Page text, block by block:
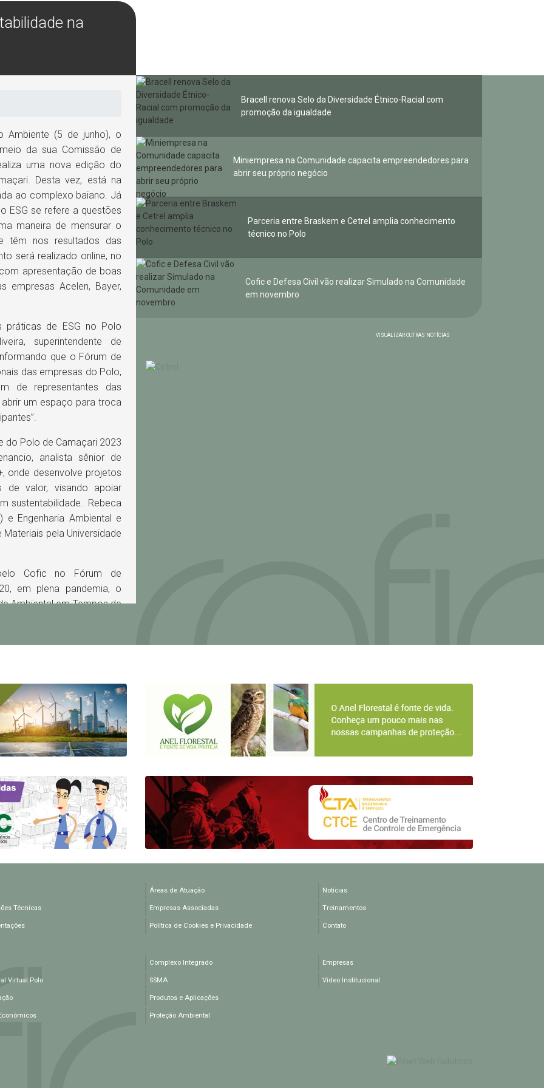
na
Ambiente (5 de junho), o
da sua Comissão de
uma nova edição do
Desta vez, está na
ao complexo baiano. Já
ESG se refere a questões
maneira de mensurar o
têm nos resultados das
será realizado online, no
apresentação de boas
empresas Acelen, Bayer,
práticas de ESG no Polo
superintendente de
que o Fórum de
das empresas do Polo,
de representantes das
abrir um espaço para troca
do Polo de Camaçari 2023
analista sênior de
onde desenvolve projetos
de valor, visando apoiar
sustentabilidade. Rebeca
e Engenharia Ambiental e
pela Universidade
Cofic no Fórum de
em plena pandemia, o
Ambiental em Tempos de
Bahia (SDE) lançaram a
Sustentabilidade e
sobre os programas
comunidades. Este ano,
no debate sobre a
ampla, incluindo as áreas
Bracell renova Selo da Diversidade Étnico-Racial com
promoção da igualdade
Miniempresa na Comunidade capacita empreendedores para
abrir seu próprio negócio
Parceria entre Braskem e Cetrel amplia conhecimento
técnico no Polo
Cofic e Defesa Civil vão realizar Simulado na Comunidade
em novembro
VISUALIZAR OUTRAS NOTÍCIAS
Técnicas
Áreas de Atuação
Empresas Associadas
Política de Cookies e Privacidade
Notícias
Treinamentos
Contato
Virtual Polo
Complexo Integrado
SSMA
Produtos e Aplicações
Proteção Ambiental
Empresas
Vídeo Institucional